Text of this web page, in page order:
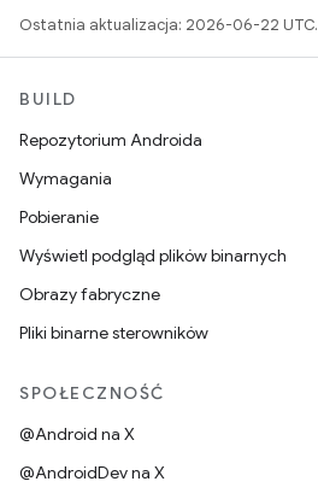
Ostatnia aktualizacja: 2026-06-22 UTC.
BUILD
Repozytorium Androida
Wymagania
Pobieranie
Wyświetl podgląd plików binarnych
Obrazy fabryczne
Pliki binarne sterowników
SPOŁECZNOŚĆ
@Android na X
@AndroidDev na X